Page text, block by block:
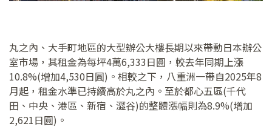
丸之內、大手町地區的大型辦公大樓長期以來帶動日本辦公
室市場，其租金為每坪4萬6,333日圓，較去年同期上漲
10.8%(增加4,530日圓)。相較之下，八重洲一帶自2025年8
月起，租金水準已持續高於丸之內。至於都心五區(千代
田、中央、港區、新宿、澀谷)的整體漲幅則為8.9%(增加
2,621日圓)。